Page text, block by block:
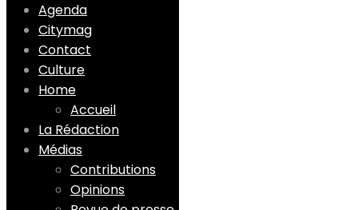
Agenda
Citymag
Contact
Culture
Home
Accueil
La Rédaction
Médias
Contributions
Opinions